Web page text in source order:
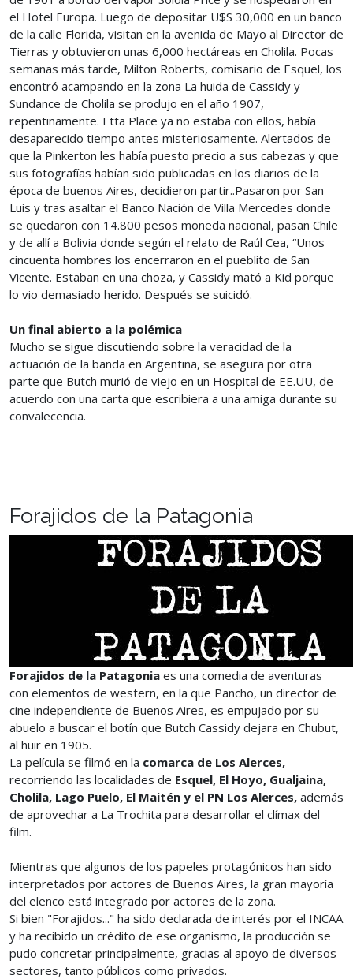
el Hotel Europa. Luego de depositar U$S 30,000 en un banco
de la calle Florida, visitan en la avenida de Mayo al Director de
Tierras y obtuvieron unas 6,000 hectáreas en Cholila. Pocas
semanas más tarde, Milton Roberts, comisario de Esquel, los
encontró acampando en la zona La huida de Cassidy y
Sundance de Cholila se produjo en el año 1907,
repentinamente. Etta Place ya no estaba con ellos, había
desaparecido tiempo antes misteriosamente. Alertados de
que la Pinkerton les había puesto precio a sus cabezas y que
sus fotografías habían sido publicadas en los diarios de la
época de buenos Aires, decidieron partir..Pasaron por San
Luis y tras asaltar el Banco Nación de Villa Mercedes donde
se quedaron con 14.800 pesos moneda nacional, pasan Chile
y de allí a Bolivia donde según el relato de Raúl Cea, “Unos
cincuenta hombres los encerraron en el pueblito de San
Vicente. Estaban en una choza, y Cassidy mató a Kid porque
lo vio demasiado herido. Después se suicidó.
Un final abierto a la polémica
Mucho se sigue discutiendo sobre la veracidad de la
actuación de la banda en Argentina, se asegura por otra
parte que Butch murió de viejo en un Hospital de EE.UU, de
acuerdo con una carta que escribiera a una amiga durante su
convalecencia.
Forajidos de la Patagonia
Forajidos de la Patagonia es una comedia de aventuras
con elementos de western, en la que Pancho, un director de
cine independiente de Buenos Aires, es empujado por su
abuelo a buscar el botín que Butch Cassidy dejara en Chubut,
al huir en 1905.
La película se filmó en la comarca de Los Alerces,
recorriendo las localidades de Esquel, El Hoyo, Gualjaina,
Cholila, Lago Puelo, El Maitén y el PN Los Alerces, además
de aprovechar a La Trochita para desarrollar el clímax del
film.
Mientras que algunos de los papeles protagónicos han sido
interpretados por actores de Buenos Aires, la gran mayoría
del elenco está integrado por actores de la zona.
Si bien "Forajidos..." ha sido declarada de interés por el INCAA
y ha recibido un crédito de ese organismo, la producción se
pudo concretar principalmente, gracias al apoyo de diversos
sectores, tanto públicos como privados.